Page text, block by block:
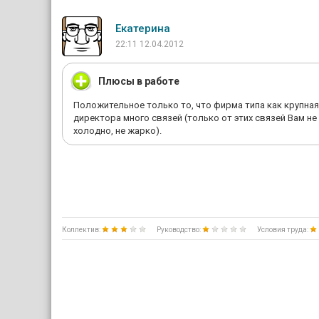
Екатерина
22:11 12.04.2012
Плюсы в работе
Положительное только то, что фирма типа как
директора много связей (только от этих связей Вам не
холодно, не жарко).
Коллектив: Руководство: Условия труда: